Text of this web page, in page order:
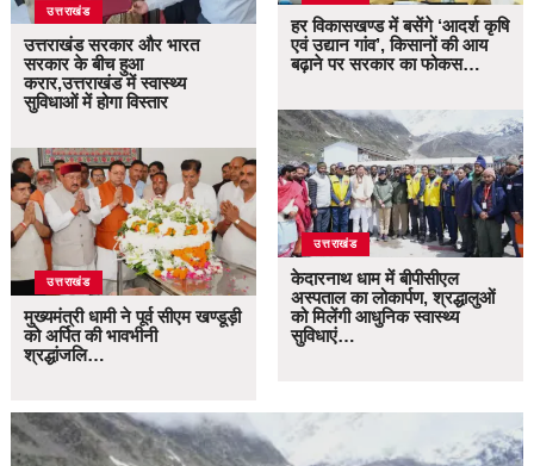
उत्तराखंड
उत्तराखंड सरकार और भारत
सरकार के बीच हुआ
करार,उत्तराखंड में स्वास्थ्य
सुविधाओं में होगा विस्तार
उत्तराखंड
मुख्यमंत्री धामी ने पूर्व सीएम खण्डूड़ी
को अर्पित की भावभीनी
श्रद्धांजलि…
हर विकासखण्ड में बसेंगे ‘आदर्श कृषि
एवं उद्यान गांव’, किसानों की आय
बढ़ाने पर सरकार का फोकस…
उत्तराखंड
केदारनाथ धाम में बीपीसीएल
अस्पताल का लोकार्पण, श्रद्धालुओं
को मिलेंगी आधुनिक स्वास्थ्य
सुविधाएं…